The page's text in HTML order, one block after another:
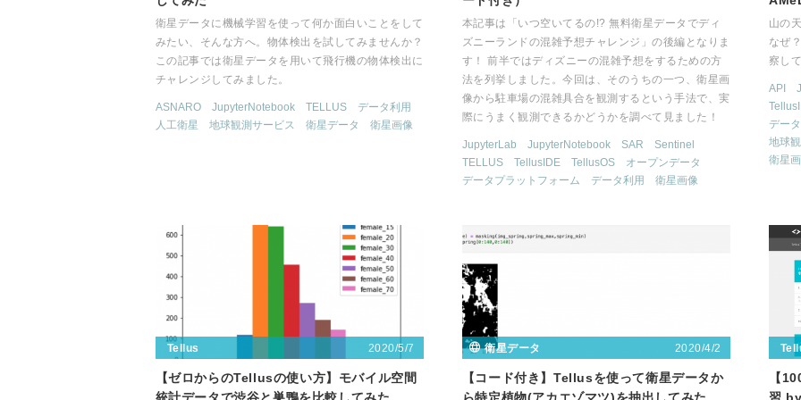
衛星データに機械学習を使って何か面白いことをして
みたい、そんな方へ。物体検出を試してみませんか？
この記事では衛星データを用いて飛行機の物体検出に
チャレンジしてみました。
ASNARO JupyterNotebook TELLUS
データ利用
人工衛星
地球観測サービス 衛星データ 衛星画像
本記事は「いつ空いてるの!? 無料衛星データでディ
ズニーランドの混雑予想チャレンジ」の後編となりま
す！ 前半ではディズニーの混雑予想をするための方
法を列挙しました。今回は、そのうちの一つ、衛星画
像から駐車場の混雑具合を観測するという手法で、実
際にうまく観測できるかどうかを調べて見ました！
JupyterLab JupyterNotebook SAR
Sentinel
TELLUS
TellusIDE TellusOS
オープンデータ
データプラットフォーム
データ利用 衛星画像
山の
なぜ
察し
API
デー
地球
衛星
Tellus 2020/5/7
【ゼロからのTellusの使い方】モバイル空間
衛星データ 2020/4/2
【コード付き】Tellusを使って衛星データか
【